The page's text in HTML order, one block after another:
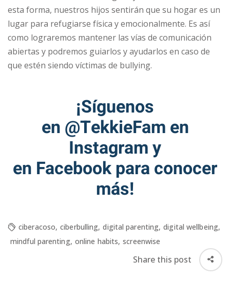
esta forma, nuestros hijos sentirán que su hogar es un
lugar para refugiarse física y emocionalmente. Es así
como lograremos mantener las vías de comunicación
abiertas y podremos guiarlos y ayudarlos en caso de
que estén siendo víctimas de bullying.
¡Síguenos
en @TekkieFam en
Instagram y
en Facebookpara conocer
más!
ciberacoso, ciberbulling, digital parenting, digital wellbeing,
mindful parenting, online habits, screenwise
Share this post